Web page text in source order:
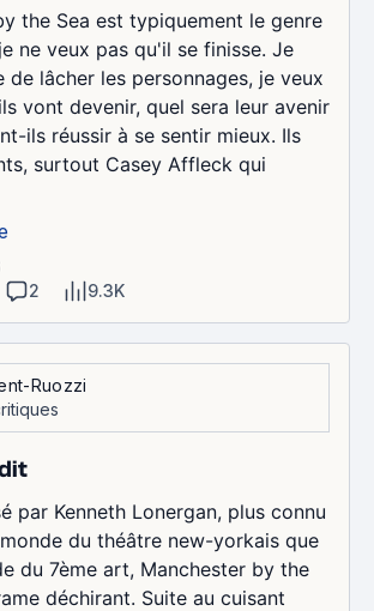
the Sea est typiquement le genre
ne veux pas qu'il se finisse. Je
de lâcher les personnages, je veux
vont devenir, quel sera leur avenir
ils réussir à se sentir mieux. Ils
surtout Casey Affleck qui
2 9.3K
Ruozzi
par Kenneth Lonergan, plus connu
du théâtre new-yorkais que
du 7ème art, Manchester by the
déchirant. Suite au cuisant